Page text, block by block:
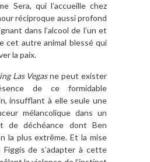
Sera, qui l’accueille chez
réciproque aussi profond
dans l’alcool de l’un et
cet autre animal blessé qui
la paix.
Las Vegasne peut exister
de ce formidable
insufflant à elle seule une
mélancolique dans un
de déchéance dont Ben
la plus extrême. Et la mise
de s’adapter à cette